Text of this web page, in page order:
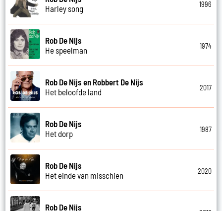
Harley song
1996
Rob De Nijs
He speelman
1974
Rob De Nijs en Robbert De Nijs
Het beloofde land
2017
Rob De Nijs
Het dorp
1987
Rob De Nijs
Het einde van misschien
2020
Rob De Nijs